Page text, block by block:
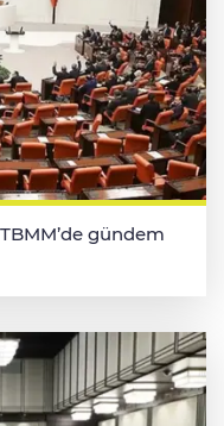
gündem